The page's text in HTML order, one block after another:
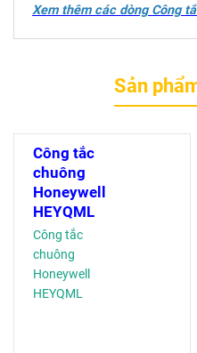
Xem thêm các dòng Công
Sản
Công tắc
chuông
Honeywell
HEYQML
Công tắc
chuông
Honeywell
HEYQML